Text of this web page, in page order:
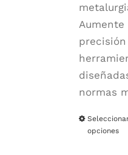
normas
opciones